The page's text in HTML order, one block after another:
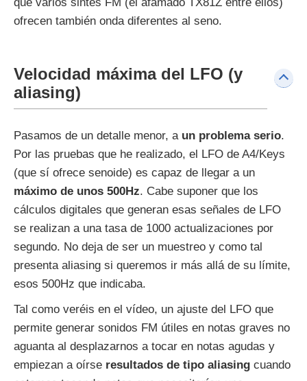
ofrecen también onda diferentes al seno.
Velocidad máxima del LFO (y
aliasing)
Pasamos de un detalle menor, a un problema serio.
Por las pruebas que he realizado, el LFO de A4/Keys
(que sí ofrece senoide) es capaz de llegar a un
máximo de unos 500Hz. Cabe suponer que los
cálculos digitales que generan esas señales de LFO
se realizan a una tasa de 1000 actualizaciones por
segundo. No deja de ser un muestreo y como tal
presenta aliasing si queremos ir más allá de su límite,
esos 500Hz que indicaba.
Tal como veréis en el vídeo, un ajuste del LFO que
permite generar sonidos FM útiles en notas graves no
aguanta al desplazarnos a tocar en notas agudas y
empiezan a oírse resultados de tipo aliasing cuando